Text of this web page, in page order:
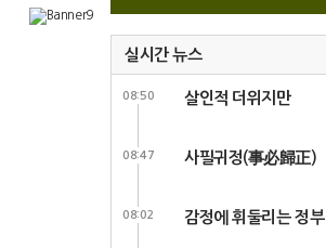
실시간 뉴스
08:50 살인적 더위지만
08:47 사필귀정(事必歸正)
08:02 감정에 휘둘리는 정부